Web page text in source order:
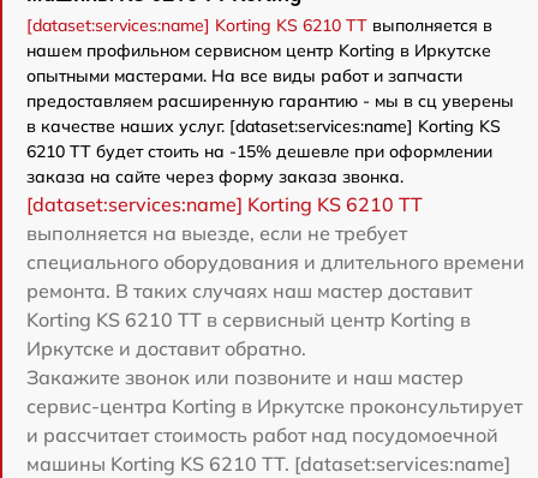
[dataset:services:name] Korting KS 6210 TT выполняется в
нашем профильном сервисном центр Korting в Иркутске
опытными мастерами. На все виды работ и запчасти
предоставляем расширенную гарантию - мы в сц уверены
в качестве наших услуг. [dataset:services:name] Korting KS
6210 TT будет стоить на -15% дешевле при оформлении
заказа на сайте через форму заказа звонка.
[dataset:services:name] Korting KS 6210 TT
выполняется на выезде, если не требует
специального оборудования и длительного времени
ремонта. В таких случаях наш мастер доставит
Korting KS 6210 TT в сервисный центр Korting в
Иркутске и доставит обратно.
Закажите звонок или позвоните и наш мастер
сервис-центра Korting в Иркутске проконсультирует
и рассчитает стоимость работ над посудомоечной
машины Korting KS 6210 TT. [dataset:services:name]